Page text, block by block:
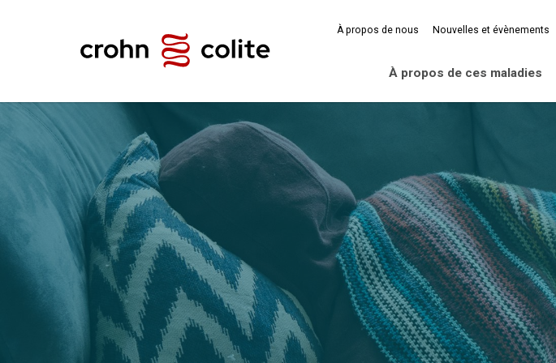
À propos de ces maladies
À propos de nous Nouvelles et évènements